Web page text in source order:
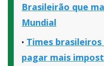
Brasileirão que
Mundial
Times
pagar mais